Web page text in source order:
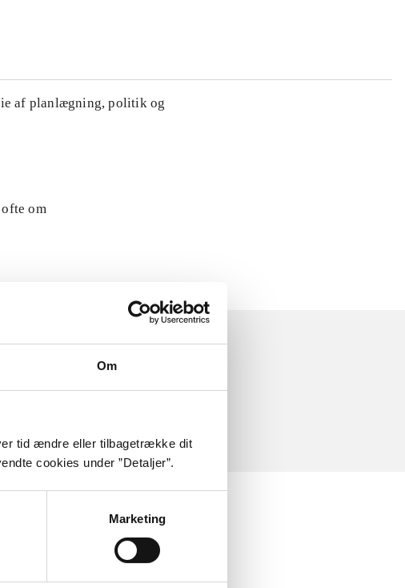
Om
tid ændre eller tilbagetrække dit
cookies under ”Detaljer”.
Marketing
af planlægning, politik og
om